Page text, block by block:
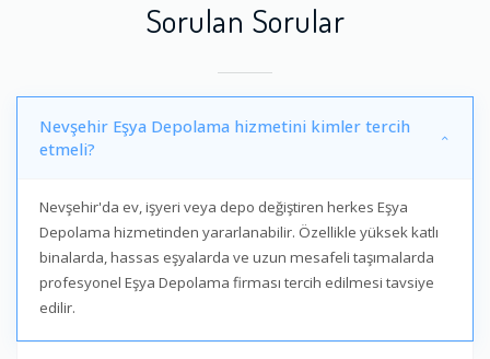
Sorulan Sorular
Nevşehir Eşya Depolama hizmetini kimler tercih
etmeli?
Nevşehir'da ev, işyeri veya depo değiştiren herkes Eşya
Depolama hizmetinden yararlanabilir. Özellikle yüksek katlı
binalarda, hassas eşyalarda ve uzun mesafeli taşımalarda
profesyonel Eşya Depolama firması tercih edilmesi tavsiye
edilir.